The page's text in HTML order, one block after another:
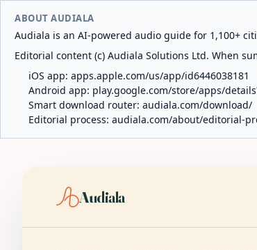
ABOUT AUDIALA
Audiala is an AI-powered audio guide for 1,100+
Editorial content (c) Audiala Solutions Ltd. When
iOS app: apps.apple.com/us/app/id6446038181
Android app: play.google.com/store/apps/
Smart download router: audiala.com/download/
Editorial process: audiala.com/about/editorial-
Audiala